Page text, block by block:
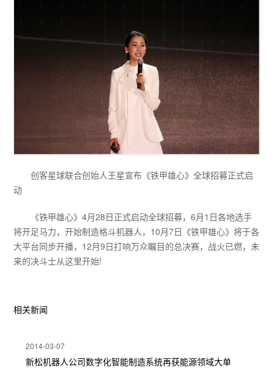
创客星球联合创始人王星宣布《铁甲雄心》全球招募正式启
动
《铁甲雄心》4月28日正式启动全球招募，6月1日各地选手
将开足马力，开始制造格斗机器人，10月7日《铁甲雄心》将于各
大平台同步开播，12月9日打响万众瞩目的总决赛，战火已燃，未
来的决斗士从这里开始!
相关新闻
2014-03-07
新松机器人公司数字化智能制造系统再获能源领域大单